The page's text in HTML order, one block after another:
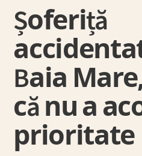
Șoferiță
Baia
că nu a
prioritate